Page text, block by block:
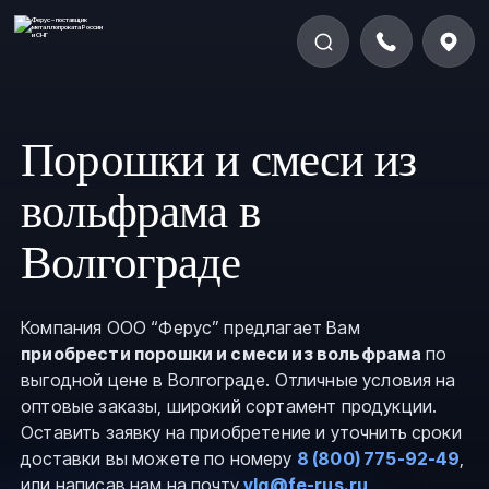
Порошки и смеси из
вольфрама в
Волгограде
Компания ООО “Ферус” предлагает Вам
приобрести порошки и смеси из вольфрама по
выгодной цене в Волгограде. Отличные условия на
оптовые заказы, широкий сортамент продукции.
Оставить заявку на приобретение и уточнить сроки
доставки вы можете по номеру 8 (800) 775-92-49,